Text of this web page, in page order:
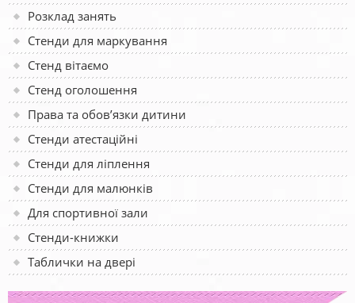
Розклад занять
Стенди для маркування
Стенд вітаємо
Стенд оголошення
Права та обов’язки дитини
Стенди атестаційні
Стенди для ліплення
Стенди для малюнків
Для спортивної зали
Стенди-книжки
Таблички на двері